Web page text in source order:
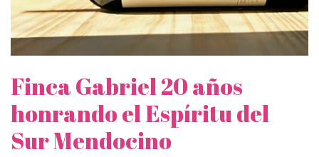
Finca Gabriel 20 años
honrando el Espíritu del
Sur Mendocino